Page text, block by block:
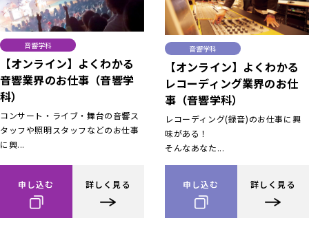
音響学科
【オンライン】よくわかる
音響業界のお仕事（音響学
科）
コンサート・ライブ・舞台の音響ス
タッフや照明スタッフなどのお仕事
に興...
申し込む 詳しく見る
音響学科
【オンライン】よくわかる
レコーディング業界のお仕
事（音響学科）
レコーディング(録音)のお仕事に興
味がある！
そんなあなた...
申し込む 詳しく見る